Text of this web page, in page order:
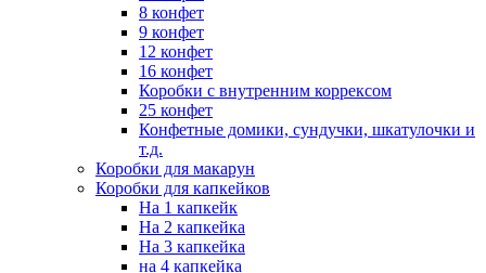
8 конфет
9 конфет
12 конфет
16 конфет
Коробки с внутренним коррексом
25 конфет
Конфетные домики, сундучки, шкатулочки и
т.д.
Коробки для макарун
Коробки для капкейков
На 1 капкейк
На 2 капкейка
На 3 капкейка
на 4 капкейка